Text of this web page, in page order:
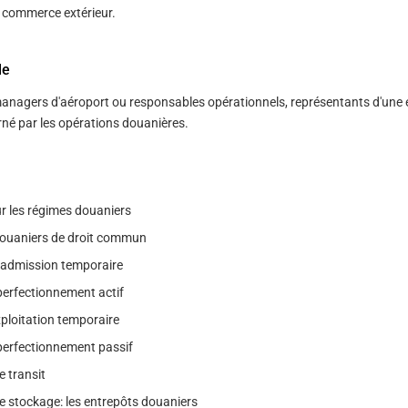
extérieur.
d'aéroport ou responsables opérationnels, représentants d'une
par les opérations douanières.
les régimes douaniers
de droit commun
temporaire
actif
temporaire
passif
transit
stockage: les entrepôts douaniers